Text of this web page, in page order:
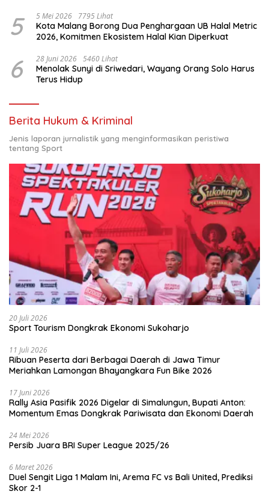
5 5 Mei 2026 7795 Lihat
Kota Malang Borong Dua Penghargaan UB Halal Metric
2026, Komitmen Ekosistem Halal Kian Diperkuat
6 28 Juni 2026 5460 Lihat
Menolak Sunyi di Sriwedari, Wayang Orang Solo Harus
Terus Hidup
Berita Hukum & Kriminal
Jenis laporan jurnalistik yang menginformasikan peristiwa
tentang Sport
20 Juli 2026
Sport Tourism Dongkrak Ekonomi Sukoharjo
11 Juli 2026
Ribuan Peserta dari Berbagai Daerah di Jawa Timur
Meriahkan Lamongan Bhayangkara Fun Bike 2026
17 Juni 2026
Rally Asia Pasifik 2026 Digelar di Simalungun, Bupati Anton:
Momentum Emas Dongkrak Pariwisata dan Ekonomi Daerah
24 Mei 2026
Persib Juara BRI Super League 2025/26
6 Maret 2026
Duel Sengit Liga 1 Malam Ini, Arema FC vs Bali United, Prediksi
Skor 2-1